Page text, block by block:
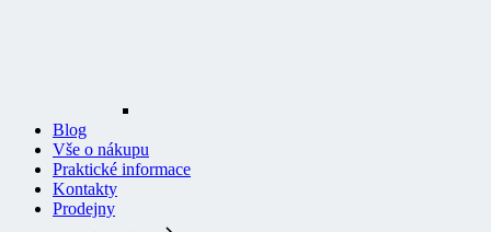
Vše o nákupu
Praktické informace
Kontakty
Prodejny
Pro zákazníky
Vrácení a reklamace zboží